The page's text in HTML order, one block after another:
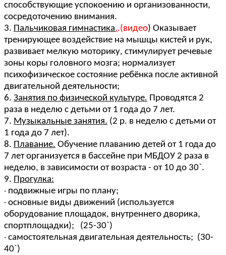
способствующие успокоению и организованности,
сосредоточению внимания.
3. Пальчиковая гимнастика..(видео) Оказывает
тренирующее воздействие на мышцы кистей и рук,
развивает мелкую моторику, стимулирует речевые
зоны коры головного мозга; нормализует
психофизическое состояние ребёнка после активной
двигательной деятельности;
6. Занятия по физической культуре. Проводятся 2
раза в неделю с детьми от 1 года до 7 лет.
7. Музыкальные занятия. (2 р. в неделю с детьми от
1 года до 7 лет).
8. Плавание. Обучение плаванию детей от 1 года до
7 лет организуется в бассейне при МБДОУ 2 раза в
неделю, в зависимости от возраста - от 10 до 30`.
9. Прогулка:
подвижные игры по плану;
основные виды движений (используется
оборудование площадок, внутреннего дворика,
спортплощадки); (25-30`)
самостоятельная двигательная деятельность; (30-
40`)